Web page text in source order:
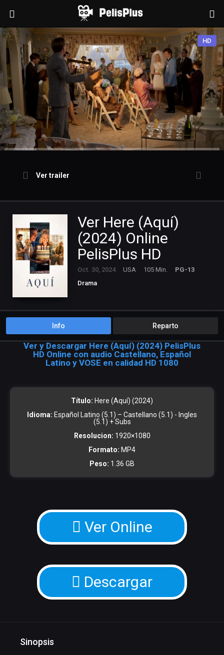
HD
Ver trailer
Ver Here (Aquí)
(2024) Online
PelisPlus HD
Oct. 30, 2024 USA 105 Min.
PG-13
Drama
Info Reparto
Ver y Descargar Here (Aquí) (2024) PelisPlus
HD Online con audio Castellano, Español
Latino y VOSE en calidad HD 1080
Título: Here (Aquí) (2024)
Idioma: Español Latino (5.1) – Castellano (5.1) - Ingles
(5.1) + Subs
Resolucion: 1920×1080
Formato: MP4
Peso: 1.36 GB
Ver Online
Descargar
Sinopsis